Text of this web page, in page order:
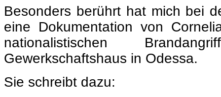
Besonders berührt hat mich bei
eine Dokumentation von
nationalistischen
Gewerkschaftshaus in Odessa.
Sie schreibt dazu: